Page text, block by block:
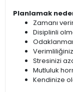
Planlamak
Zamanı
Disiplinli
Stresinizi
Mutluluk
Kendinize